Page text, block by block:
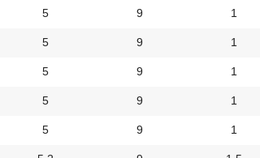
5 9 1
5 9 1
5 9 1
5 9 1
5 9 1